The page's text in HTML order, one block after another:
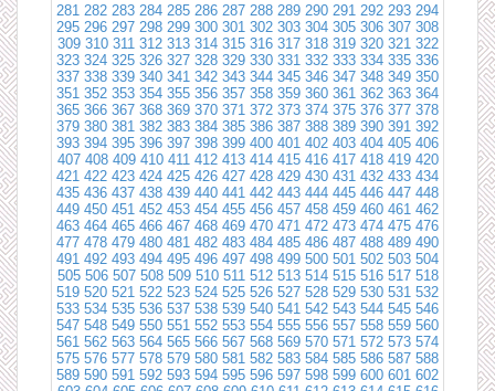
281 282 283 284 285 286 287 288 289 290 291 292 293 294
295 296 297 298 299 300 301 302 303 304 305 306 307 308
309 310 311 312 313 314 315 316 317 318 319 320 321 322
323 324 325 326 327 328 329 330 331 332 333 334 335 336
337 338 339 340 341 342 343 344 345 346 347 348 349 350
351 352 353 354 355 356 357 358 359 360 361 362 363 364
365 366 367 368 369 370 371 372 373 374 375 376 377 378
379 380 381 382 383 384 385 386 387 388 389 390 391 392
393 394 395 396 397 398 399 400 401 402 403 404 405 406
407 408 409 410 411 412 413 414 415 416 417 418 419 420
421 422 423 424 425 426 427 428 429 430 431 432 433 434
435 436 437 438 439 440 441 442 443 444 445 446 447 448
449 450 451 452 453 454 455 456 457 458 459 460 461 462
463 464 465 466 467 468 469 470 471 472 473 474 475 476
477 478 479 480 481 482 483 484 485 486 487 488 489 490
491 492 493 494 495 496 497 498 499 500 501 502 503 504
505 506 507 508 509 510 511 512 513 514 515 516 517 518
519 520 521 522 523 524 525 526 527 528 529 530 531 532
533 534 535 536 537 538 539 540 541 542 543 544 545 546
547 548 549 550 551 552 553 554 555 556 557 558 559 560
561 562 563 564 565 566 567 568 569 570 571 572 573 574
575 576 577 578 579 580 581 582 583 584 585 586 587 588
589 590 591 592 593 594 595 596 597 598 599 600 601 602